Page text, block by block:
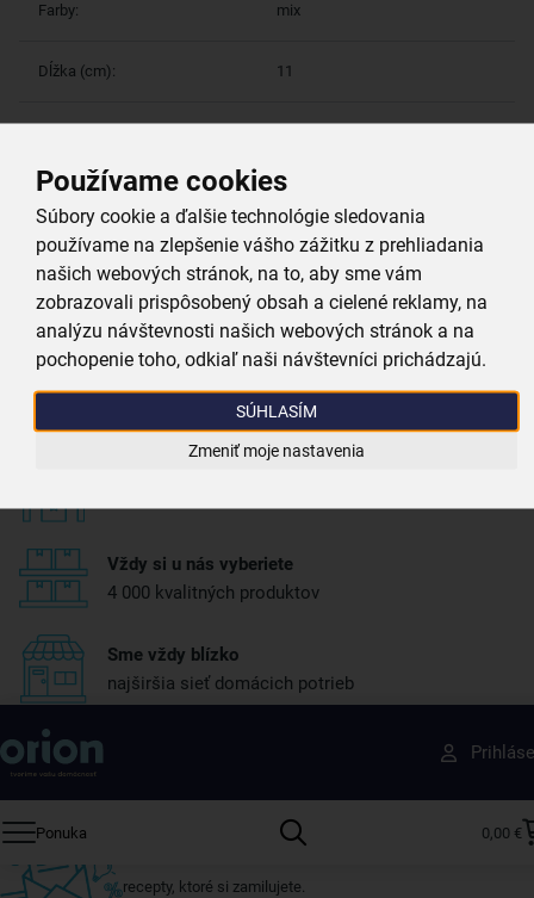
Používame cookies
Súbory cookie a ďalšie technológie sledovania
používame na zlepšenie vášho zážitku z prehliadania
našich webových stránok, na to, aby sme vám
zobrazovali prispôsobený obsah a cielené reklamy, na
analýzu návštevnosti našich webových stránok a na
pochopenie toho, odkiaľ naši návštevníci prichádzajú.
SÚHLASÍM
Zmeniť moje nastavenia
Farby: mix
Dĺžka (cm): 11
Viac parametrov
Prečo si vybrať práve nás
Pri nákupe nad 39,99 €
Vždy si u nás vyberiete
4 000 kvalitných produktov
Sme vždy blízko
najširšia sieť domácich potrieb
Ponuka 0,00 €
Získajte rady, recepty a tipy na zľavy skôr ako
ktokoľvek iný
Prihláste sa k odberu nášho newslettera.
recepty, ktoré si zamilujete.